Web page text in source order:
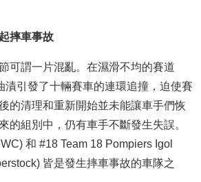
摔車事故
可謂一片混亂。在濕滑不均的賽道
漬引發了十輛賽車的連環追撞，迫使賽
的清理和重新開始並未能讓車手們恢
的組別中，仍有車手不斷發生失誤。
和 #18 Team 18 Pompiers Igol
皆是發生摔車事故的車隊之